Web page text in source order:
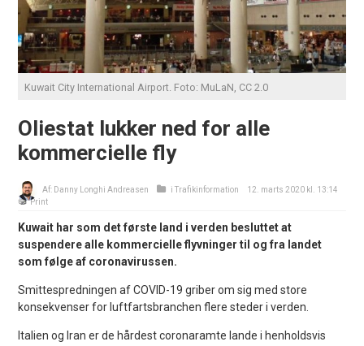
Kuwait City International Airport. Foto: MuLaN, CC 2.0
Oliestat lukker ned for alle
kommercielle fly
Af: Danny Longhi Andreasen iTrafikinformation
12. marts 2020 kl. 13:14
Print
Kuwait har som det første land i verden besluttet at
suspendere alle kommercielle flyvninger til og fra landet
som følge af coronavirussen.
Smittespredningen af COVID-19 griber om sig med store
konsekvenser for luftfartsbranchen flere steder i verden.
Italien og Iran er de hårdest coronaramte lande i henholdsvis